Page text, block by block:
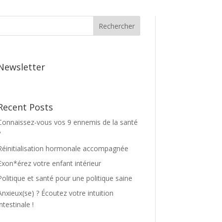
Rechercher
Posts
vous vos 9 ennemis de la santé
hormonale accompagnée
votre enfant intérieur
et santé pour une politique saine
? Écoutez votre intuition
!